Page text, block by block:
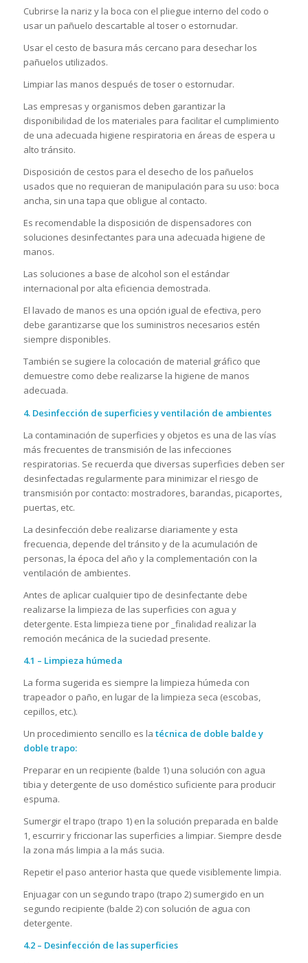
Cubrirse la nariz y la boca con el pliegue interno del codo o
usar un pañuelo descartable al toser o estornudar.
Usar el cesto de basura más cercano para desechar los
pañuelos utilizados.
Limpiar las manos después de toser o estornudar.
Las empresas y organismos deben garantizar la
disponibilidad de los materiales para facilitar el cumplimiento
de una adecuada higiene respiratoria en áreas de espera u
alto tránsito.
Disposición de cestos para el desecho de los pañuelos
usados que no requieran de manipulación para su uso: boca
ancha, sin una tapa que obligue al contacto.
Es recomendable la disposición de dispensadores con
soluciones desinfectantes para una adecuada higiene de
manos.
Las soluciones a base de alcohol son el estándar
internacional por alta eficiencia demostrada.
El lavado de manos es una opción igual de efectiva, pero
debe garantizarse que los suministros necesarios estén
siempre disponibles.
También se sugiere la colocación de material gráfico que
demuestre como debe realizarse la higiene de manos
adecuada.
4. Desinfección de superficies y ventilación de ambientes
La contaminación de superficies y objetos es una de las vías
más frecuentes de transmisión de las infecciones
respiratorias. Se recuerda que diversas superficies deben ser
desinfectadas regularmente para minimizar el riesgo de
transmisión por contacto: mostradores, barandas, picaportes,
puertas, etc.
La desinfección debe realizarse diariamente y esta
frecuencia, depende del tránsito y de la acumulación de
personas, la época del año y la complementación con la
ventilación de ambientes.
Antes de aplicar cualquier tipo de desinfectante debe
realizarse la limpieza de las superficies con agua y
detergente. Esta limpieza tiene por _finalidad realizar la
remoción mecánica de la suciedad presente.
4.1 – Limpieza húmeda
La forma sugerida es siempre la limpieza húmeda con
trapeador o paño, en lugar de la limpieza seca (escobas,
cepillos, etc.).
Un procedimiento sencillo es la técnica de doble balde y
doble trapo:
Preparar en un recipiente (balde 1) una solución con agua
tibia y detergente de uso doméstico suficiente para producir
espuma.
Sumergir el trapo (trapo 1) en la solución preparada en balde
1, escurrir y friccionar las superficies a limpiar. Siempre desde
la zona más limpia a la más sucia.
Repetir el paso anterior hasta que quede visiblemente limpia.
Enjuagar con un segundo trapo (trapo 2) sumergido en un
segundo recipiente (balde 2) con solución de agua con
detergente.
4.2 – Desinfección de las superficies